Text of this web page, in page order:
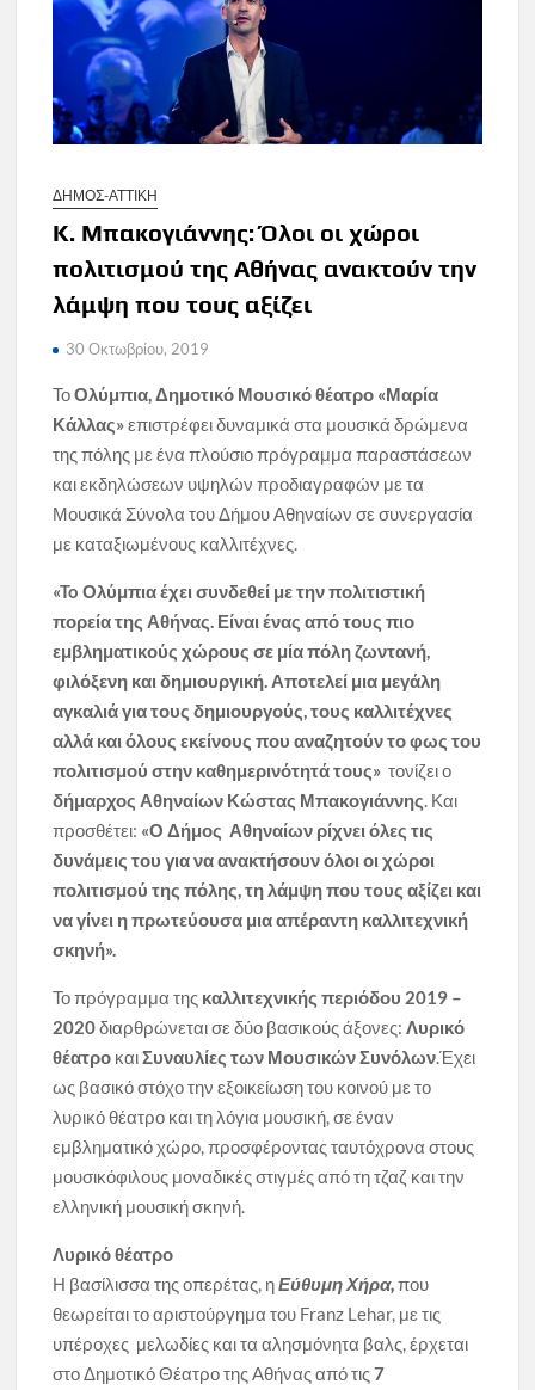
ΔΗΜΟΣ-ΑΤΤΙΚΗ
Κ. Μπακογιάννης: Όλοι οι χώροι
πολιτισμού της Αθήνας ανακτούν την
λάμψη που τους αξίζει
30 Οκτωβρίου, 2019
ΤοΟλύμπια, Δημοτικό Μουσικό θέατρο «Μαρία
Κάλλας»επιστρέφει δυναμικά στα μουσικά δρώμενα
της πόλης με ένα πλούσιο πρόγραμμα παραστάσεων
και εκδηλώσεων υψηλών προδιαγραφών με τα
Μουσικά Σύνολα του Δήμου Αθηναίων σε συνεργασία
με καταξιωμένους καλλιτέχνες.
«To Ολύμπια έχει συνδεθεί με την πολιτιστική
πορεία της Αθήνας. Είναι ένας από τους πιο
εμβληματικούς χώρους σε μία πόλη ζωντανή,
φιλόξενη και δημιουργική. Αποτελεί μια μεγάλη
αγκαλιά για τους δημιουργούς, τους καλλιτέχνες
αλλά και όλους εκείνους που αναζητούν το φως του
πολιτισμού στην καθημερινότητά τους» τονίζει ο
δήμαρχος Αθηναίων Κώστας Μπακογιάννης . Και
προσθέτει: «Ο Δήμος Αθηναίων ρίχνει όλες τις
δυνάμεις του για να ανακτήσουν όλοι οι χώροι
πολιτισμού της πόλης, τη λάμψη που τους αξίζει και
να γίνει η πρωτεύουσα μια απέραντη καλλιτεχνική
σκηνή».
Το πρόγραμμα της καλλιτεχνικής περιόδου 2019 –
2020διαρθρώνεται σε δύο βασικούς άξονες: Λυρικό
θέατρο καιΣυναυλίες των Μουσικών Συνόλων.Έχει
ως βασικό στόχο την εξοικείωση του κοινού με το
λυρικό θέατρο και τη λόγια μουσική, σε έναν
εμβληματικό χώρο, προσφέροντας ταυτόχρονα στους
μουσικόφιλους μοναδικές στιγμές από τη τζαζ και την
ελληνική μουσική σκηνή.
Λυρικό θέατρο
Η βασίλισσα της οπερέτας, ηΕύθυμη Χήρα, που
θεωρείται το αριστούργημα του Franz Lehar, με τις
υπέροχες μελωδίες και τα αλησμόνητα βαλς, έρχεται
στο Δημοτικό Θέατρο της Αθήνας από τις7